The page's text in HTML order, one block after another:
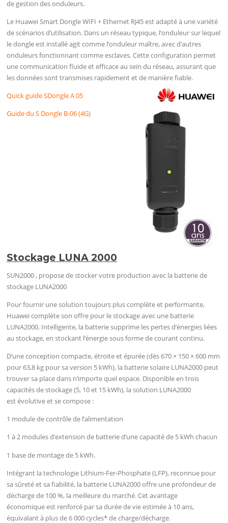
de gestion des onduleurs.
Le Huawei Smart Dongle WIFI + Ethernet RJ45 est adapté à une variété
de scénarios d’utilisation. Dans un réseau typique, l’onduleur sur lequel
le dongle est installé agit comme l’onduleur maître, avec d’autres
onduleurs fonctionnant comme esclaves. Cette configuration permet
une communication fluide et efficace au sein du réseau, assurant que
les données sont transmises rapidement et de manière fiable.
Quick guide SDongle A 05
Guide du S Dongle B-06 (4G)
Stockage LUNA 2000
SUN2000 , propose de stocker votre production avec la batterie de
stockage LUNA2000
Pour fournir une solution toujours plus complète et performante,
Huawei complète son offre pour le stockage avec une batterie
LUNA2000. Intelligente, la batterie supprime les pertes d’énergies liées
au stockage, en stockant l’énergie sous forme de courant continu.
D’une conception compacte, étroite et épurée (dès 670 × 150 × 600 mm
pour 63,8 kg pour sa version 5 kWh), la batterie solaire LUNA2000 peut
trouver sa place dans n’importe quel espace. Disponible en trois
capacités de stockage (5, 10 et 15 kWh), la solution LUNA2000
est évolutive et se compose :
1 module de contrôle de l’alimentation
1 à 2 modules d’extension de batterie d’une capacité de 5 kWh chacun
1 base de montage de 5 kWh.
Intégrant la technologie Lithium-Fer-Phosphate (LFP), reconnue pour
sa sûreté et sa fiabilité, la batterie LUNA2000 offre une profondeur de
décharge de 100 %, la meilleure du marché. Cet avantage
économique est renforcé par sa durée de vie estimée à 10 ans,
équivalant à plus de 6 000 cycles* de charge/décharge.